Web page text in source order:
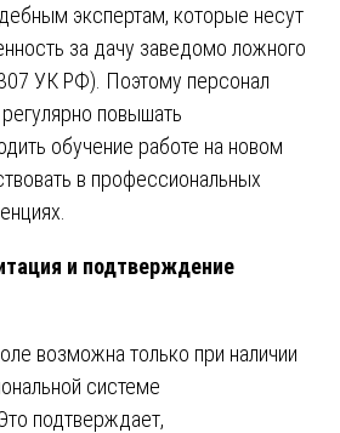
экспертам, которые несут
за дачу заведомо ложного
УК РФ). Поэтому персонал
повышать
обучение работе на новом
в профессиональных
и подтверждение
возможна только при наличии
системе
подтверждает,